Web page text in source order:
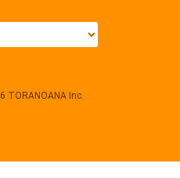
TORANOANA Inc.